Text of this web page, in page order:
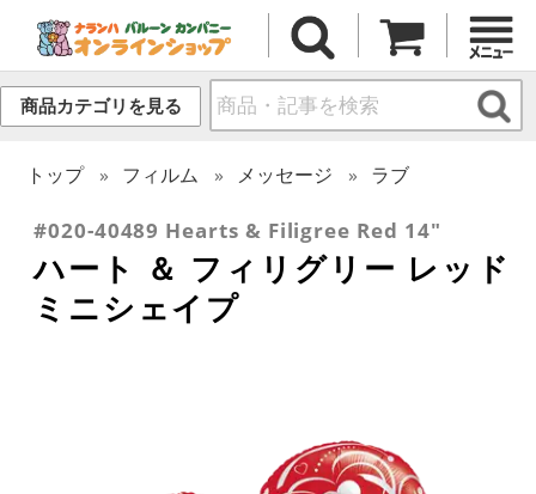
商品カテゴリを見る
トップ フィルム メッセージ ラブ
#020-40489 Hearts & Filigree Red 14"
ハート ＆ フィリグリー レッド
ミニシェイプ